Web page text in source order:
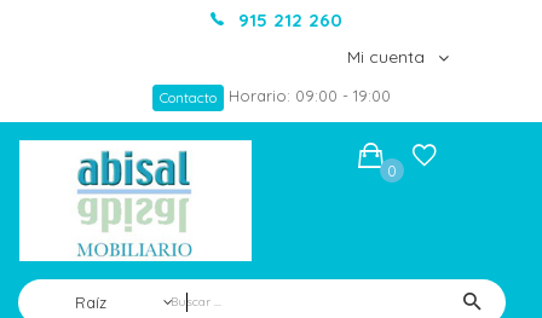
915 212 260
Mi cuenta
Contacto Horario: 09:00 - 19:00
Raíz
0